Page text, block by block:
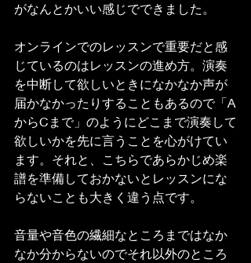
がなんとかいい感じでできました。
オンラインでのレッスンで重要だと感
じているのはレッスンの進め方。演奏
を中断して欲しいときになかなか声が
届かなかったりすることもあるので「A
からCまで」のようにどこまで演奏して
欲しいかを先に言うことを心がけてい
ます。それと、こちらであらかじめ楽
譜を準備しておかないとレッスンにな
らないことも大きく違う点です。
音量や音色の繊細なところまではなか
なか分からないのでそれ以外のところ